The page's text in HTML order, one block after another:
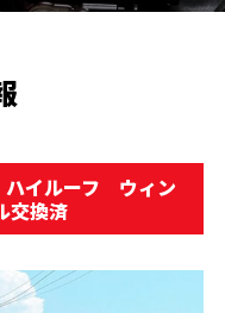
イルーフ ウィン
換済